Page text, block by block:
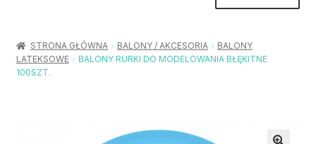
Urodziny / Imprezy
Rozwiń
STRONA GŁÓWNA BALONY / AKCESORIA
BALONY
LATEKSOWE
BALONY RURKI DO MODELOWANIA BŁĘKITNE
100SZT.